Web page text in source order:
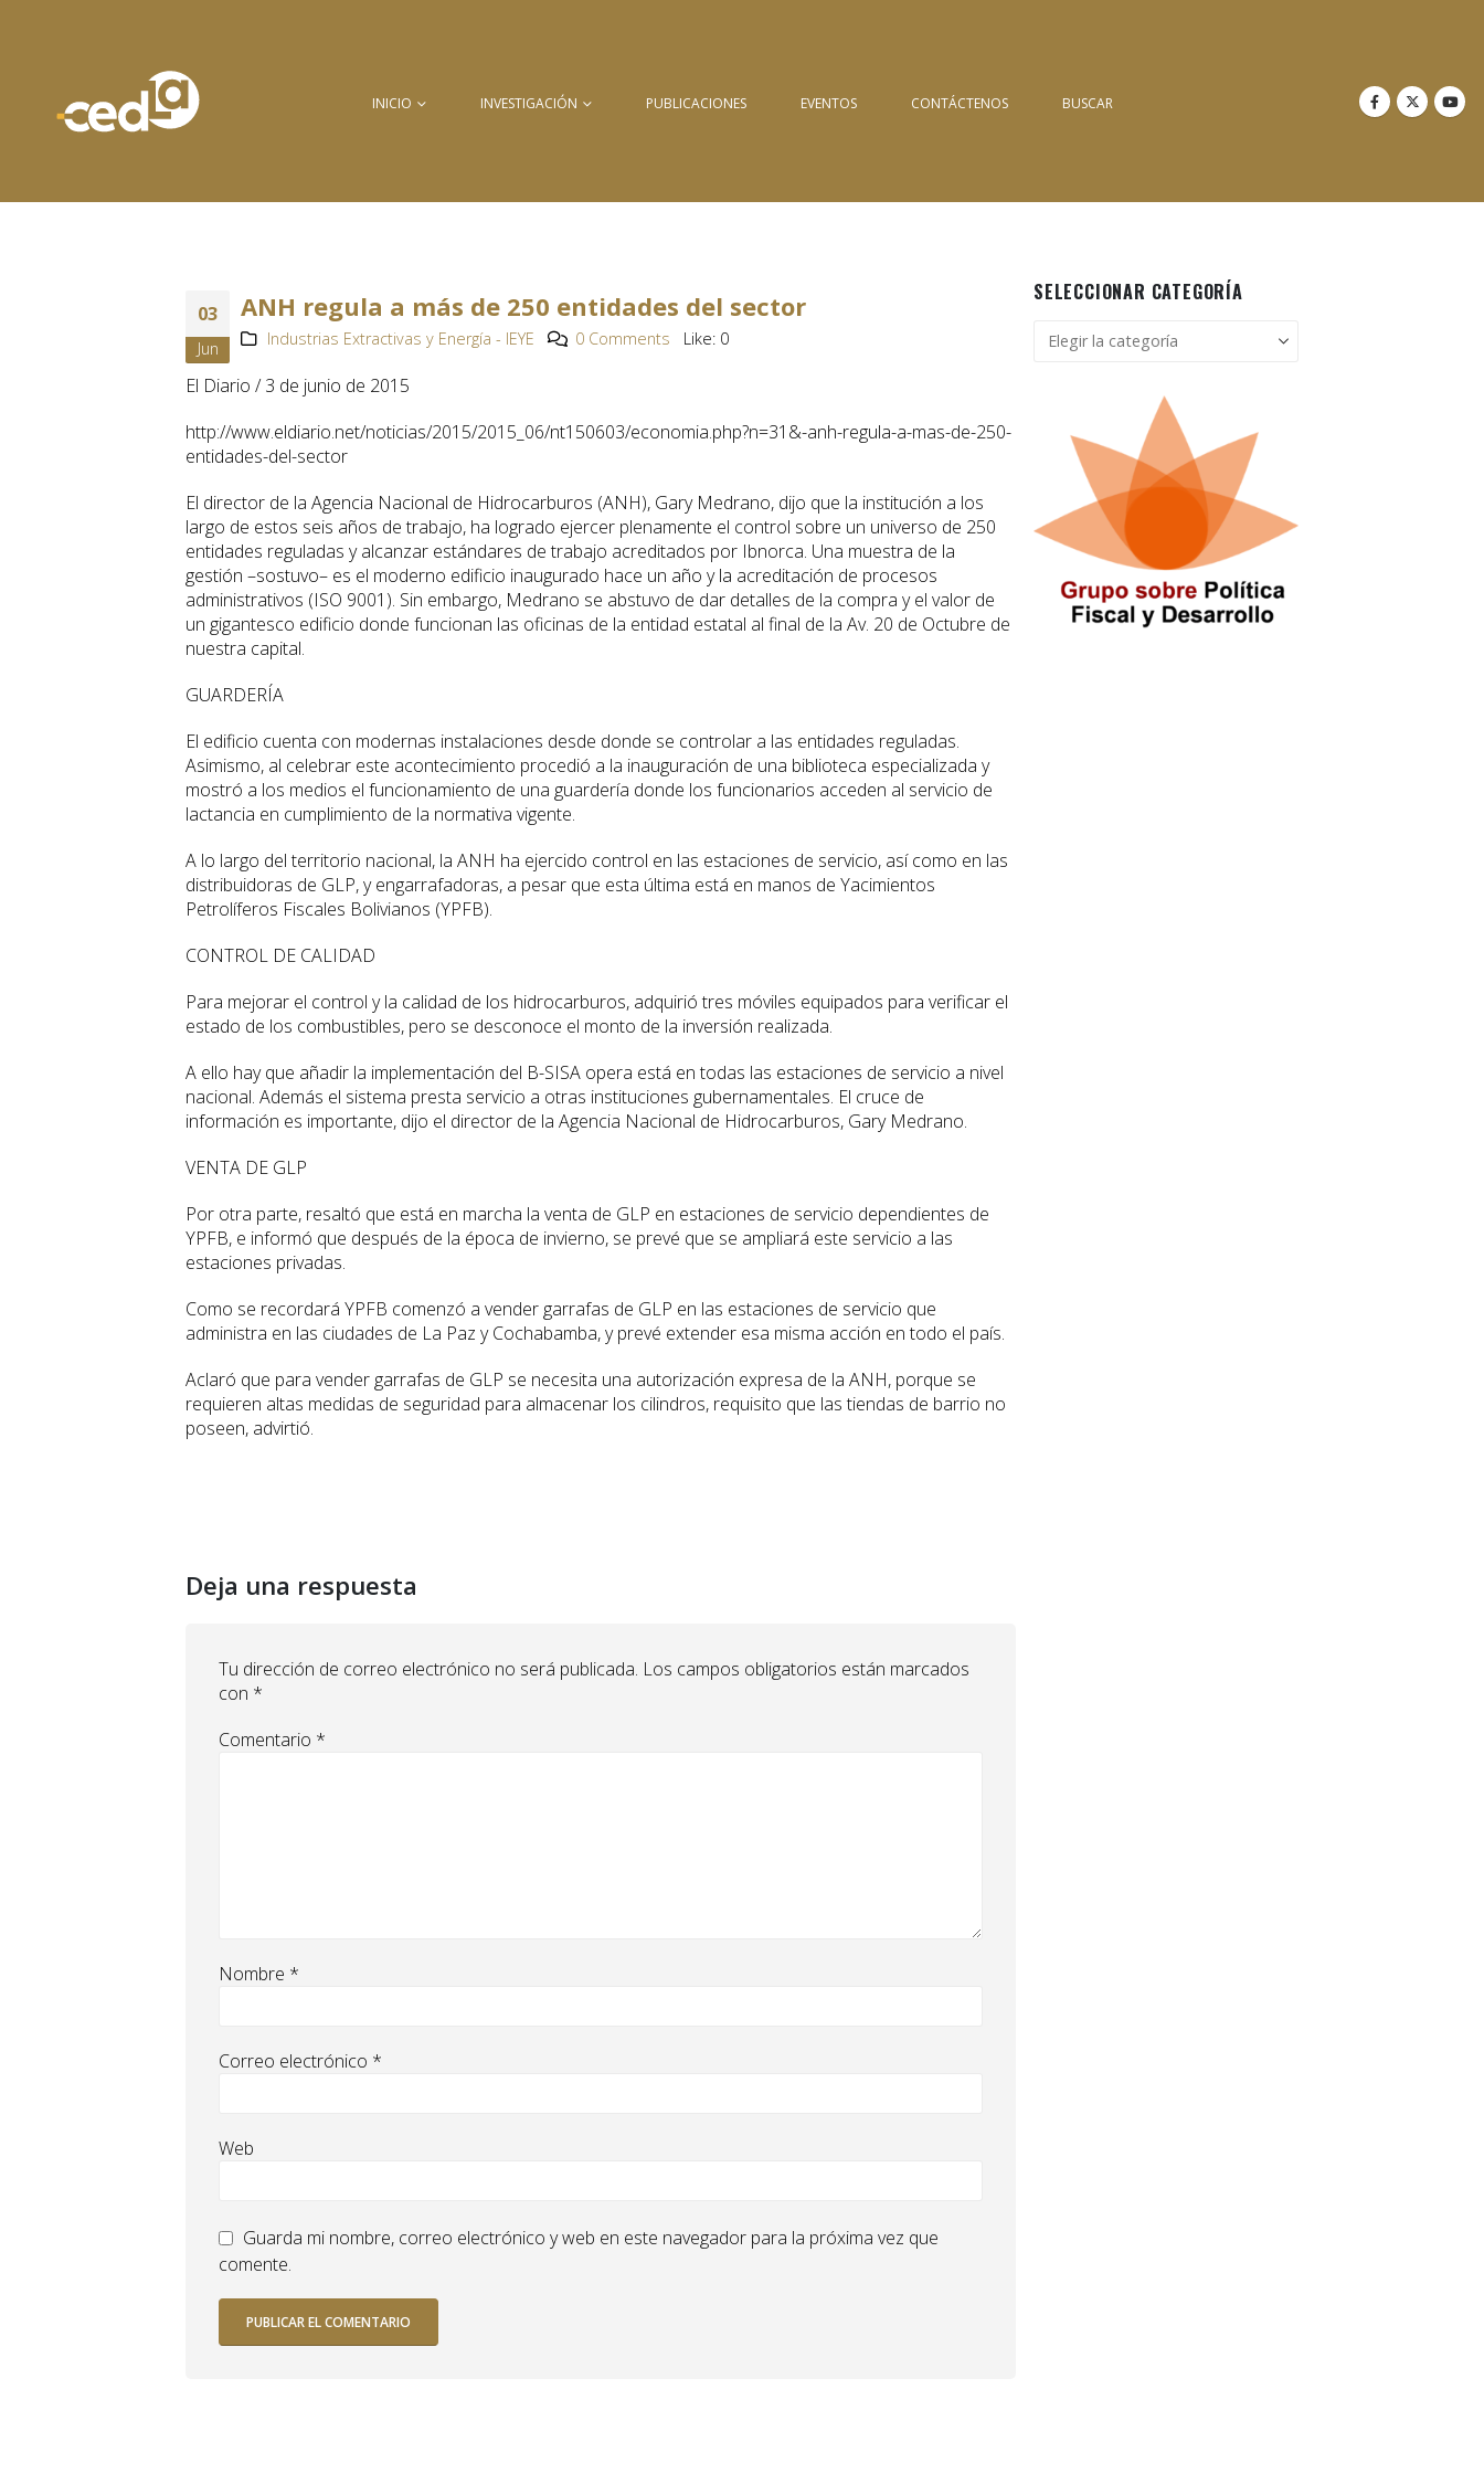
INICIO INVESTIGACIÓN PUBLICACIONES EVENTOS CONTÁCTENOS BUSCAR
03
Jun
ANH regula a más de 250 entidades del sector
Industrias Extractivas y Energía - IEYE 0 Comments Like: 0
El Diario / 3 de junio de 2015
http://www.eldiario.net/noticias/2015/2015_06/nt150603/economia.php?n=31&-anh-regula-a-mas-de-250-
entidades-del-sector
El director de la Agencia Nacional de Hidrocarburos (ANH), Gary Medrano, dijo que la institución a los
largo de estos seis años de trabajo, ha logrado ejercer plenamente el control sobre un universo de 250
entidades reguladas y alcanzar estándares de trabajo acreditados por Ibnorca. Una muestra de la
gestión –sostuvo– es el moderno edificio inaugurado hace un año y la acreditación de procesos
administrativos (ISO 9001). Sin embargo, Medrano se abstuvo de dar detalles de la compra y el valor de
un gigantesco edificio donde funcionan las oficinas de la entidad estatal al final de la Av. 20 de Octubre de
nuestra capital.
GUARDERÍA
El edificio cuenta con modernas instalaciones desde donde se controlar a las entidades reguladas.
Asimismo, al celebrar este acontecimiento procedió a la inauguración de una biblioteca especializada y
mostró a los medios el funcionamiento de una guardería donde los funcionarios acceden al servicio de
lactancia en cumplimiento de la normativa vigente.
A lo largo del territorio nacional, la ANH ha ejercido control en las estaciones de servicio, así como en las
distribuidoras de GLP, y engarrafadoras, a pesar que esta última está en manos de Yacimientos
Petrolíferos Fiscales Bolivianos (YPFB).
CONTROL DE CALIDAD
Para mejorar el control y la calidad de los hidrocarburos, adquirió tres móviles equipados para verificar el
estado de los combustibles, pero se desconoce el monto de la inversión realizada.
A ello hay que añadir la implementación del B-SISA opera está en todas las estaciones de servicio a nivel
nacional. Además el sistema presta servicio a otras instituciones gubernamentales. El cruce de
información es importante, dijo el director de la Agencia Nacional de Hidrocarburos, Gary Medrano.
VENTA DE GLP
Por otra parte, resaltó que está en marcha la venta de GLP en estaciones de servicio dependientes de
YPFB, e informó que después de la época de invierno, se prevé que se ampliará este servicio a las
estaciones privadas.
Como se recordará YPFB comenzó a vender garrafas de GLP en las estaciones de servicio que
administra en las ciudades de La Paz y Cochabamba, y prevé extender esa misma acción en todo el país.
Aclaró que para vender garrafas de GLP se necesita una autorización expresa de la ANH, porque se
requieren altas medidas de seguridad para almacenar los cilindros, requisito que las tiendas de barrio no
poseen, advirtió.
Deja una respuesta
Tu dirección de correo electrónico no será publicada. Los campos obligatorios están marcados
con *
Comentario *
Nombre *
Correo electrónico *
Web
Guarda mi nombre, correo electrónico y web en este navegador para la próxima vez que
comente.
SELECCIONAR CATEGORÍA
Seleccionar
categoría